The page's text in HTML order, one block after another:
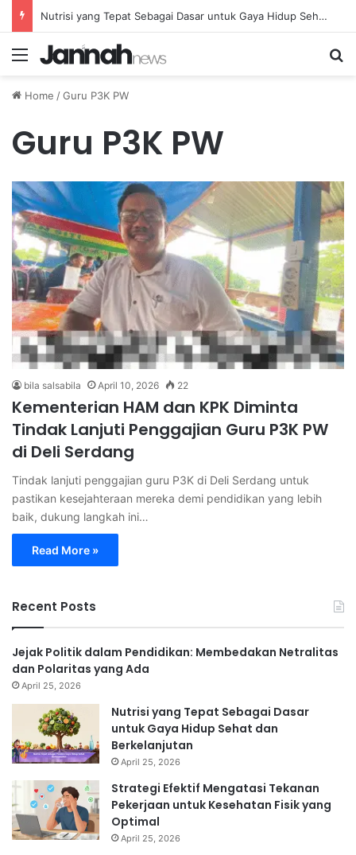
Nutrisi yang Tepat Sebagai Dasar untuk Gaya Hidup Sehat dan Berkelanjutan
Menu
Home /Guru P3K PW
Guru P3K PW
bila salsabila April 10, 2026 22
Kementerian HAM dan KPK Diminta
Tindak Lanjuti Penggajian Guru P3K PW
di Deli Serdang
Tindak lanjuti penggajian guru P3K di Deli Serdang untuk
pastikan kesejahteraan mereka demi pendidikan yang lebih
baik, dukung langkah ini…
Read More »
Recent Posts
Jejak Politik dalam Pendidikan: Membedakan Netralitas
dan Polaritas yang Ada
April 25, 2026
Nutrisi yang Tepat Sebagai Dasar
untuk Gaya Hidup Sehat dan
Berkelanjutan
April 25, 2026
Strategi Efektif Mengatasi Tekanan
Pekerjaan untuk Kesehatan Fisik yang
Optimal
April 25, 2026